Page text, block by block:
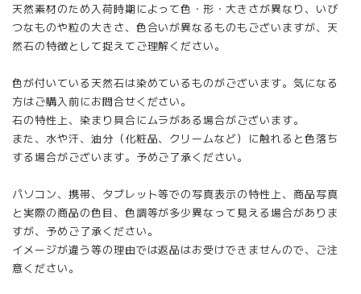
天然素材のため入荷時期によって色・形・大きさが異なり、いび
つなものや粒の大きさ、色合いが異なるものもございますが、天
然石の特徴として捉えてご理解ください。
色が付いている天然石は染めているものがございます。気になる
方はご購入前にお問合せください。
石の特性上、染まり具合にムラがある場合がございます。
また、水や汗、油分（化粧品、クリームなど）に触れると色落ち
する場合がございます。予めご了承ください。
パソコン、携帯、タブレット等での写真表示の特性上、商品写真
と実際の商品の色目、色調等が多少異なって見える場合がありま
すが、予めご了承ください。
イメージが違う等の理由では返品はお受けできませんので、ご注
意ください。